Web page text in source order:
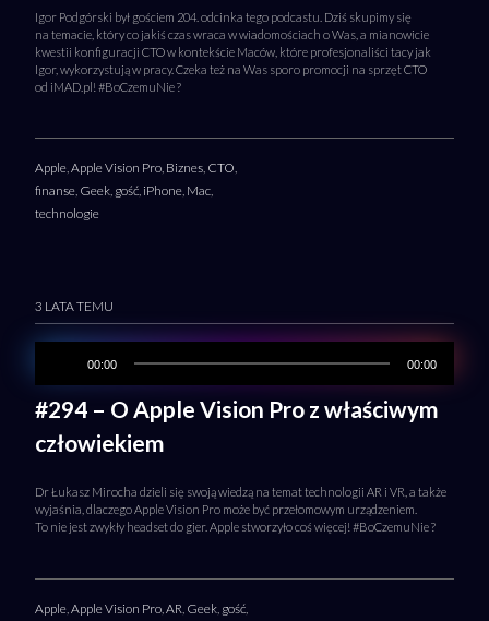
Igor Podgórski był gościem 204. odcinka tego podcastu. Dziś skupimy się
na temacie, który co jakiś czas wraca w wiadomościach o Was, a mianowicie
kwestii konfiguracji CTO w kontekście Maców, które profesjonaliści tacy jak
Igor, wykorzystują w pracy. Czeka też na Was sporo promocji na sprzęt CTO
od iMAD.pl! #BoCzemuNie ?
Apple,Apple Vision Pro, Biznes, CTO,
finanse, Geek, gość, iPhone, Mac,
technologie
3 LATA TEMU
00:00 00:00
#294 – O Apple Vision Pro z właściwym
człowiekiem
Dr Łukasz Mirocha dzieli się swoją wiedzą na temat technologii AR i VR, a także
wyjaśnia, dlaczego Apple Vision Pro może być przełomowym urządzeniem.
To nie jest zwykły headset do gier. Apple stworzyło coś więcej! #BoCzemuNie ?
Apple Apple Vision Pro AR Geek gość